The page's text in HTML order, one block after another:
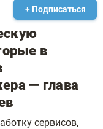
+ Подписаться
в
— глава
сервисов,